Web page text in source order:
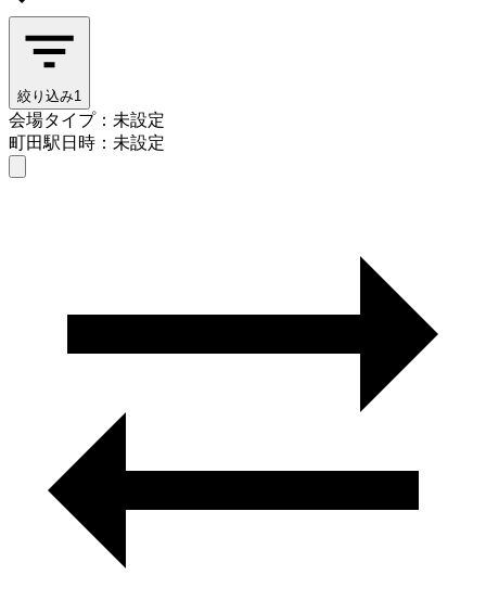
絞り込み1
会場タイプ：未設定
町田駅日時：未設定